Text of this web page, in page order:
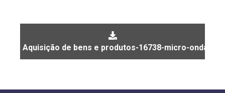
Aquisição de bens e produtos-16738-micro-ondas